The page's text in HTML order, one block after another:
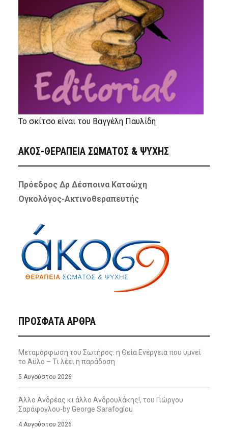
Το σκίτσο είναι του Βαγγέλη Παυλίδη
ΑΚΟΣ-ΘΕΡΑΠΕΙΑ ΣΩΜΑΤΟΣ & ΨΥΧΗΣ
Πρόεδρος Δρ Δέσποινα Κατσώχη
Ογκολόγος-Ακτινοθεραπευτής
ΠΡΌΣΦΑΤΑ ΆΡΘΡΑ
Μεταμόρφωση του Σωτήρος: η Θεία Ενέργεια που υμνεί
το Άϋλο – Τι λέει η παράδοση
5 Αυγούστου 2026
Άλλο Ανδρέας κι άλλο Ανδρουλάκης!, του Γιώργου
Σαράφογλου-by George Sarafoglou
4 Αυγούστου 2026